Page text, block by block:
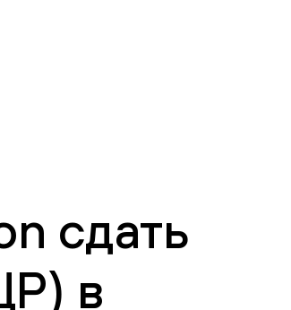
сдать
в